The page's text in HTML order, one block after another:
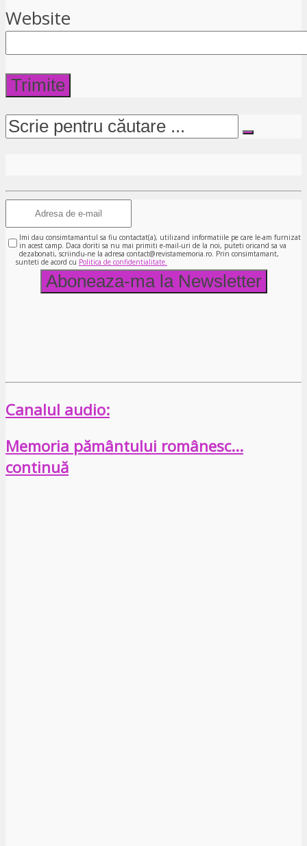
Website
Imi dau consimtamantul sa fiu contactat(a), utilizand informatiile pe care le-am furnizat
in acest camp. Daca doriti sa nu mai primiti e-mail-uri de la noi, puteti oricand sa va
dezabonati, scriindu-ne la adresa contact@revistamemoria.ro. Prin consimtamant,
sunteti de acord cu Politica de confidentialitate.
Canalul audio:
Memoria pământului românesc…
continuă